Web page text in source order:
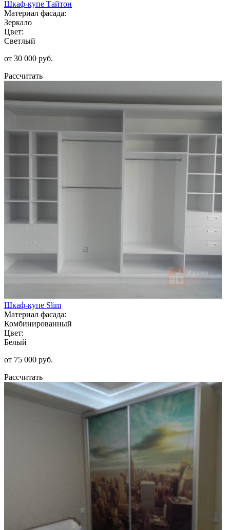
Шкаф-купе Тайтон
Материал фасада:
Зеркало
Цвет:
Светлый
от 30 000 руб.
Рассчитать
Шкаф-купе Slim
Материал фасада:
Комбинированный
Цвет:
Белый
от 75 000 руб.
Рассчитать